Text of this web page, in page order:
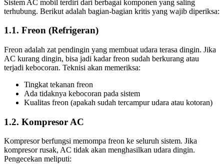
Sistem AC mobil terdiri dari berbagai komponen yang saling
terhubung. Berikut adalah bagian-bagian kritis yang wajib diperiksa:
1.1. Freon (Refrigeran)
Freon adalah zat pendingin yang membuat udara terasa dingin. Jika
AC kurang dingin, bisa jadi kadar freon sudah berkurang atau
terjadi kebocoran. Teknisi akan memeriksa:
Tingkat tekanan freon
Ada tidaknya kebocoran pada sistem
Kualitas freon (apakah sudah tercampur udara atau kotoran)
1.2. Kompresor AC
Kompresor berfungsi memompa freon ke seluruh sistem. Jika
kompresor rusak, AC tidak akan menghasilkan udara dingin.
Pengecekan meliputi: